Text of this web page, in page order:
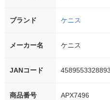
ブランド ケニス
メーカー名 ケニス
JANコード 4589553328893
商品番号 APX7496